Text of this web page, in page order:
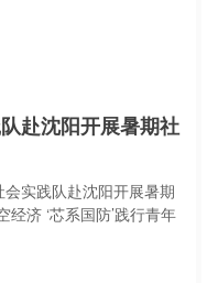
赴沈阳开展暑期社
实践队赴沈阳开展暑期
济 ‘芯系国防’践行青年